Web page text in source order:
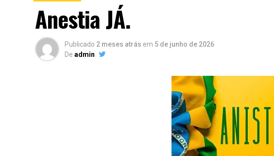
Anestia JÁ.
Publicado 2 meses atrás em 5 de junho de 2026
De admin